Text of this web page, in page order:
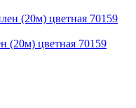
(20м) цветная 70159